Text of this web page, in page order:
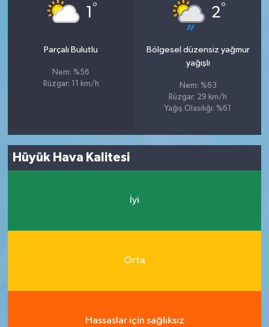
1 °
Parçalı Bulutlu
Nem: %56
Rüzgar: 11 km/h
2°
Bölgesel düzensiz yağmur
yağışlı
Nem: %63
Rüzgar: 29 km/h
Yağış Olasılığı: %61
Hüyük Hava Kalitesi
İyi
Orta
Hassaslar için sağlıksız